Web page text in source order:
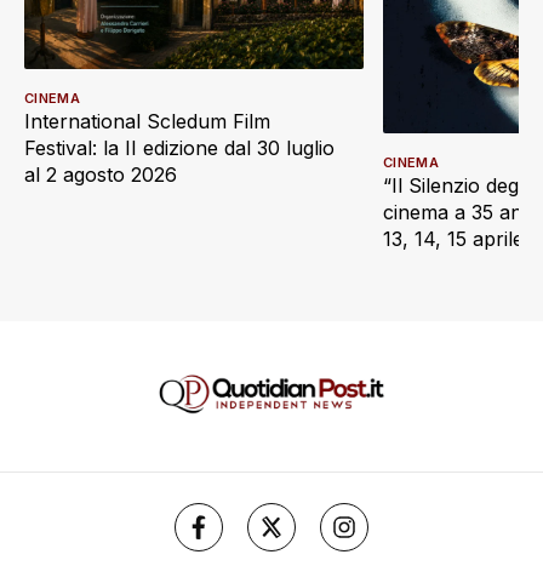
International Scledum Film
Festival: la II edizione dal 30 luglio
al 2 agosto 2026
CINEMA
“Il Silenzio degli
cinema a 35 anni
13, 14, 15 aprile
CINEMA